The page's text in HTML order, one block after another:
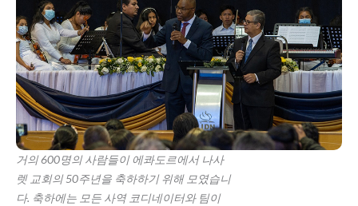
거의 600명의 사람들이 에콰도르에서 나사
렛 교회의 50주년을 축하하기 위해 모였습니
다. 축하에는 모든 사역 코디네이터와 팀이